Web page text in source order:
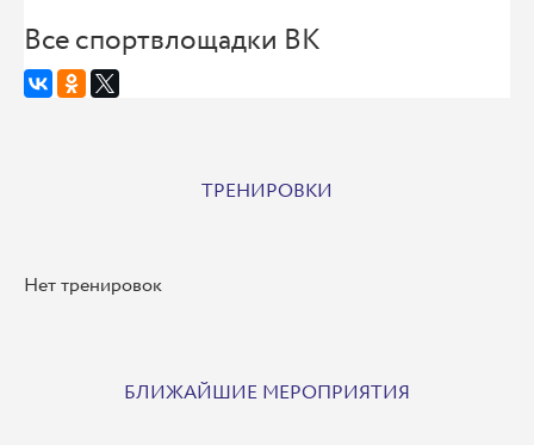
Все спортвлощадки ВК
ТРЕНИРОВКИ
Нет тренировок
БЛИЖАЙШИЕ МЕРОПРИЯТИЯ